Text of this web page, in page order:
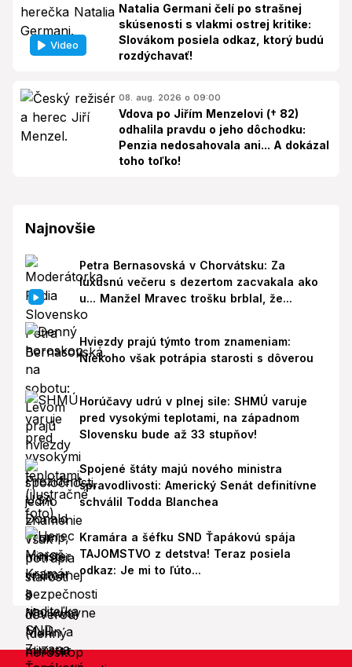
Video
Natalia Germani čelí po strašnej
skúsenosti s vlakmi ostrej kritike:
Slovákom posiela odkaz, ktorý budú
rozdýchavať!
08. aug. 2026 o 09:00
Vdova po Jiřím Menzelovi († 82)
odhalila pravdu o jeho dôchodku:
Penzia nedosahovala ani... A dokázal
toho toľko!
Najnovšie
Petra Bernasovská v Chorvátsku: Za
luxusnú večeru s dezertom zacvakala ako
u... Manžel Mravec trošku brblal, že...
Hviezdy prajú týmto trom znameniam:
Niekoho však potrápia starosti s dôverou
Horúčavy udrú v plnej sile: SHMÚ varuje
pred vysokými teplotami, na západnom
Slovensku bude až 33 stupňov!
Spojené štáty majú nového ministra
spravodlivosti: Americký Senát definitívne
schválil Todda Blanchea
Kramára a šéfku SND Ťapákovú spája
TAJOMSTVO z detstva! Teraz posiela
odkaz: Je mi to ľúto...